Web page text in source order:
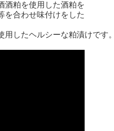
酒粕を使用した酒粕を
を合わせ味付けをした
したヘルシーな粕漬けです。